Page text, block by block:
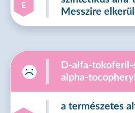
E
Messzire
D-alfa-tokoferil-
alpha-
a természetes